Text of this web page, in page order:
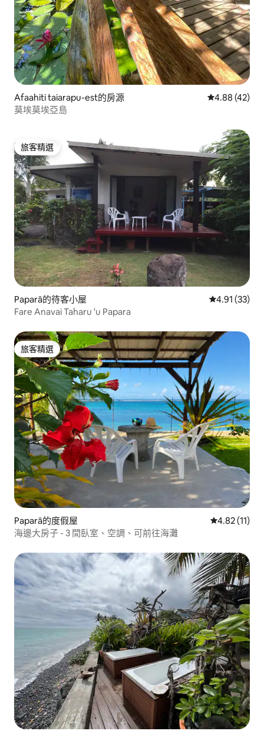
Afaahiti taiarapu-est的房源 從 42 則評價
4.88 (42)
莫埃莫埃亞島
旅客精選
旅客精選
Paparā的待客小屋 從 33 則評價
4.91 (33)
Fare Anavai Taharu 'u Papara
旅客精選
旅客精選
Paparā的度假屋 從 11 則評價
4.82 (11)
海邊大房子 - 3 間臥室、空調、可前往海灘